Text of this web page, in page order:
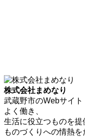
株式会社まめなり
武蔵野市のWebサイ
よく働き、
生活に役立つものを提
ものづくりへの情熱を